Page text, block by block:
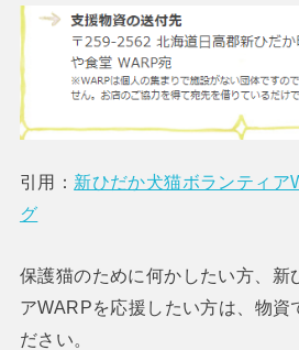
引用： 新ひだか犬猫ボランティア
グ
保護猫のために何かしたい方、新
アWARPを応援したい方は、物資
ださい。